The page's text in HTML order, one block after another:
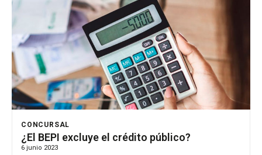
CONCURSAL
¿El BEPI excluye el crédito público?
6 junio 2023